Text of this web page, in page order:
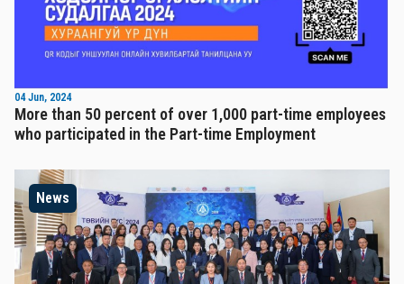
04 Jun, 2024
More than 50 percent of over 1,000 part-time employees
who participated in the Part-time Employment
News